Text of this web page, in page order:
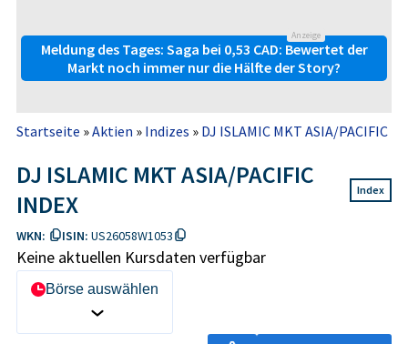
Anzeige
Meldung des Tages: Saga bei 0,53 CAD: Bewertet der
Markt noch immer nur die Hälfte der Story?
Startseite »Aktien » Indizes » DJ ISLAMIC MKT ASIA/PACIFIC
DJ ISLAMIC MKT ASIA/PACIFIC
INDEX
Index
WKN: ISIN: US26058W1053
Keine aktuellen Kursdaten verfügbar
Börse auswählen